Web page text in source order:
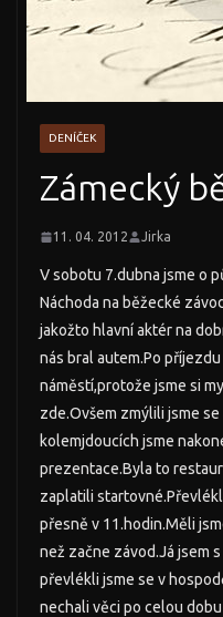
DENÍČEK
Zámecký
11. 04. 2012 Jirka
V sobotu 7.dubna jsme o
Náchoda na běžecké
jakožto hlavní aktér na
nás bral autem.Po
náměstí,protože jsme si
zde.Ovšem zmýlili jsme
kolemjdoucích jsme
prezentace.Byla to
zaplatili
přesně v 11.hodin.Měli
než začne závod.Já jsem
převlékli jsme se v
nechali věci po celou